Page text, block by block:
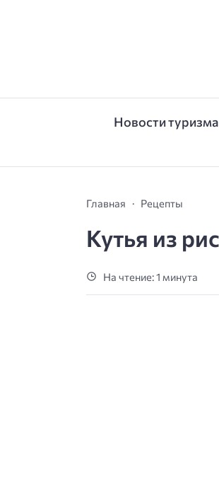
Новости туризма
Главная Рецепты
Кутья из
На чтение: 1 минута